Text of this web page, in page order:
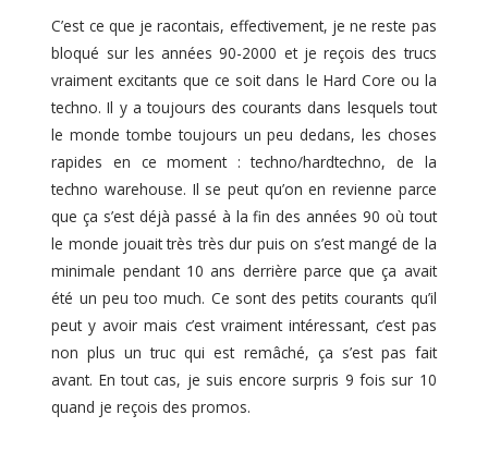
C’est ce que je racontais, effectivement, je ne reste pas
bloqué sur les années 90-2000 et je reçois des trucs
vraiment excitants que ce soit dans le Hard Core ou la
techno. Il y a toujours des courants dans lesquels tout
le monde tombe toujours un peu dedans, les choses
rapides en ce moment : techno/hardtechno, de la
techno warehouse. Il se peut qu’on en revienne parce
que ça s’est déjà passé à la fin des années 90 où tout
le monde jouait très très dur puis on s’est mangé de la
minimale pendant 10 ans derrière parce que ça avait
été un peu too much. Ce sont des petits courants qu’il
peut y avoir mais c’est vraiment intéressant, c’est pas
non plus un truc qui est remâché, ça s’est pas fait
avant. En tout cas, je suis encore surpris 9 fois sur 10
quand je reçois des promos.